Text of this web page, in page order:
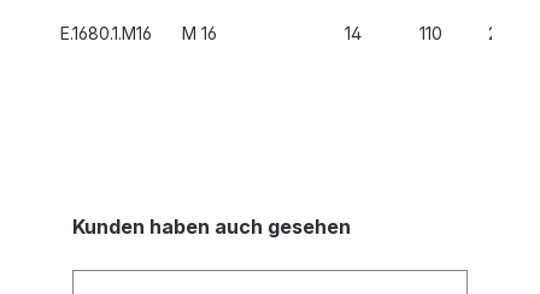
E.1680.1.M16 M 16 14 110 28
Kunden haben auch gesehen